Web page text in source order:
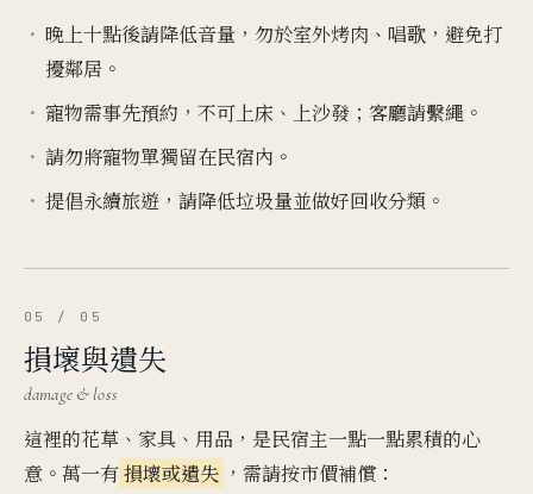
晚上十點後請降低音量，勿於室外烤肉、唱歌，避免打
擾鄰居。
寵物需事先預約，不可上床、上沙發；客廳請繫繩。
請勿將寵物單獨留在民宿內。
提倡永續旅遊，請降低垃圾量並做好回收分類。
05 / 05
損壞與遺失
damage & loss
這裡的花草、家具、用品，是民宿主一點一點累積的心
意。萬一有損壞或遺失 ，需請按市價補償：